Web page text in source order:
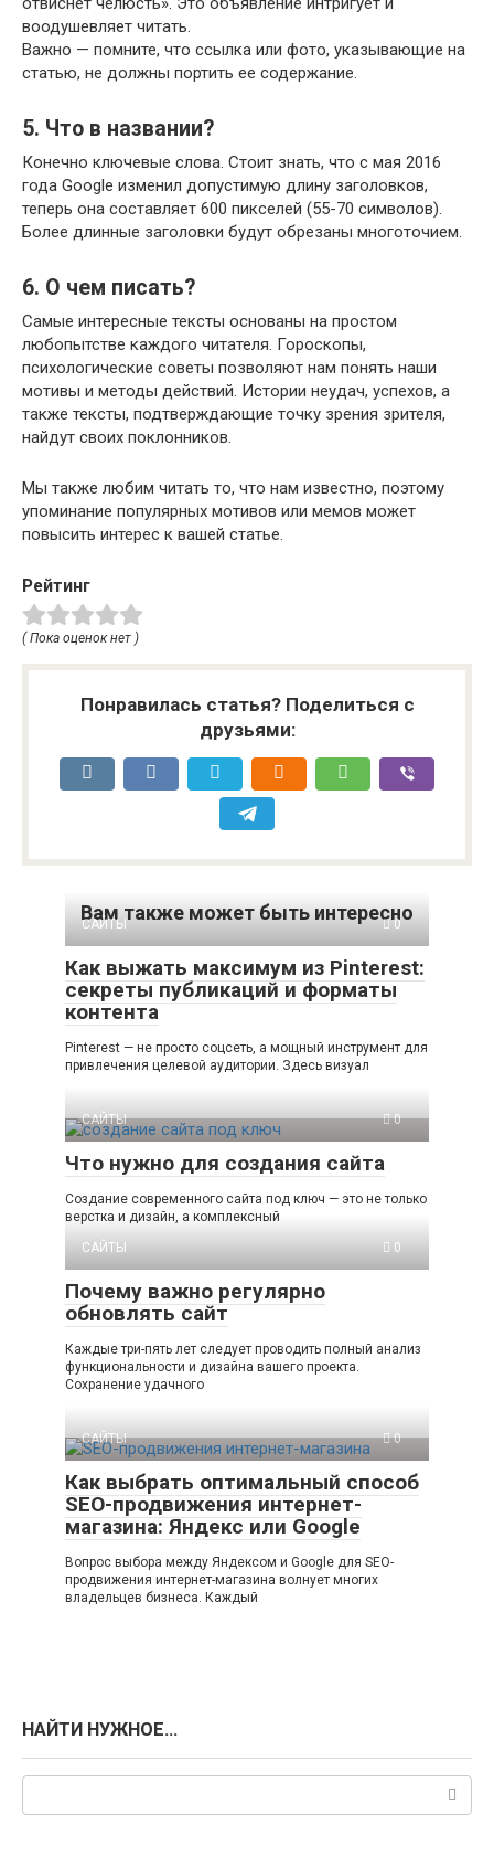
воодушевляет читать.
Важно — помните, что ссылка или фото, указывающие на
статью, не должны портить ее содержание.
5. Что в названии?
Конечно ключевые слова. Стоит знать, что с мая 2016
года Google изменил допустимую длину заголовков,
теперь она составляет 600 пикселей (55-70 символов).
Более длинные заголовки будут обрезаны многоточием.
6. О чем писать?
Самые интересные тексты основаны на простом
любопытстве каждого читателя. Гороскопы,
психологические советы позволяют нам понять наши
мотивы и методы действий. Истории неудач, успехов, а
также тексты, подтверждающие точку зрения зрителя,
найдут своих поклонников.
Мы также любим читать то, что нам известно, поэтому
упоминание популярных мотивов или мемов может
повысить интерес к вашей статье.
Рейтинг
( Пока оценок нет )
Понравилась статья? Поделиться с
друзьями:
Вам также может быть интересно
САЙТЫ 0
Как выжать максимум из Pinterest:
секреты публикаций и форматы
контента
Pinterest — не просто соцсеть, а мощный инструмент для
привлечения целевой аудитории. Здесь визуал
САЙТЫ 0
Что нужно для создания сайта
Создание современного сайта под ключ — это не только
верстка и дизайн, а комплексный
САЙТЫ
0
Почему важно регулярно
обновлять сайт
Каждые три-пять лет следует проводить полный анализ
функциональности и дизайна вашего проекта.
Сохранение удачного
САЙТЫ 0
Как выбрать оптимальный способ
SEO-продвижения интернет-
магазина: Яндекс или Google
Вопрос выбора между Яндексом и Google для SEO-
продвижения интернет-магазина волнует многих
владельцев бизнеса. Каждый
НАЙТИ НУЖНОЕ…